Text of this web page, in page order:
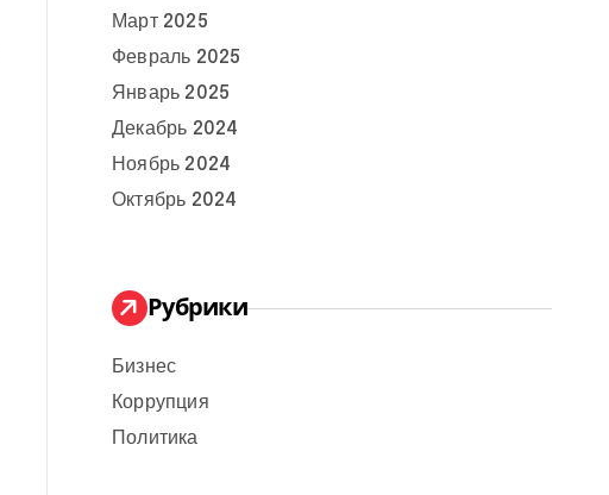
Март 2025
Февраль 2025
Январь 2025
Декабрь 2024
Ноябрь 2024
Октябрь 2024
Рубрики
Бизнес
Коррупция
Политика